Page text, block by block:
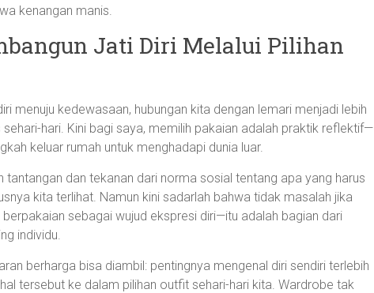
kenangan manis.
Jati Diri Melalui Pilihan
menuju kedewasaan, hubungan kita dengan lemari menjadi lebih
hari. Kini bagi saya, memilih pakaian adalah praktik reflektif—
keluar rumah untuk menghadapi dunia luar.
tantangan dan tekanan dari norma sosial tentang apa yang harus
kita terlihat. Namun kini sadarlah bahwa tidak masalah jika
sebagai wujud ekspresi diri—itu adalah bagian dari
individu.
berharga bisa diambil: pentingnya mengenal diri sendiri terlebih
tersebut ke dalam pilihan outfit sehari-hari kita. Wardrobe tak